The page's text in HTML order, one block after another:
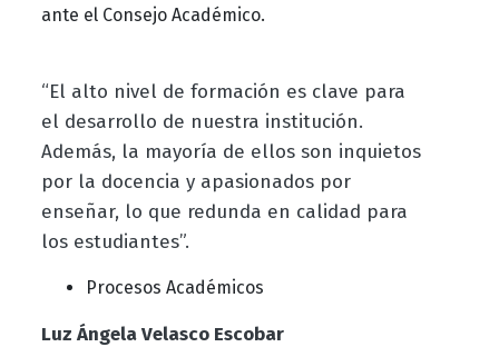
ante el Consejo Académico.
“El alto nivel de formación es clave para
el desarrollo de nuestra institución.
Además, la mayoría de ellos son inquietos
por la docencia y apasionados por
enseñar, lo que redunda en calidad para
los estudiantes”.
Procesos Académicos
Luz Ángela Velasco Escobar